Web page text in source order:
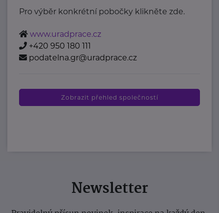
Pro výběr konkrétní pobočky klikněte zde.
www.uradprace.cz
+420 950 180 111
podatelna.gr@uradprace.cz
Zobrazit přehled společností
Newsletter